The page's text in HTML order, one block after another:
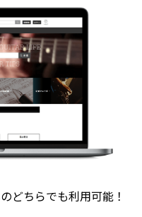
どちらでも利用可能！